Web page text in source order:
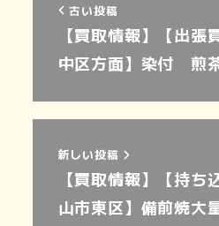
古い投稿
【買取情報】【出張
中区方面】染付
新しい投稿
【買取情報】【持ち
山市東区】備前焼